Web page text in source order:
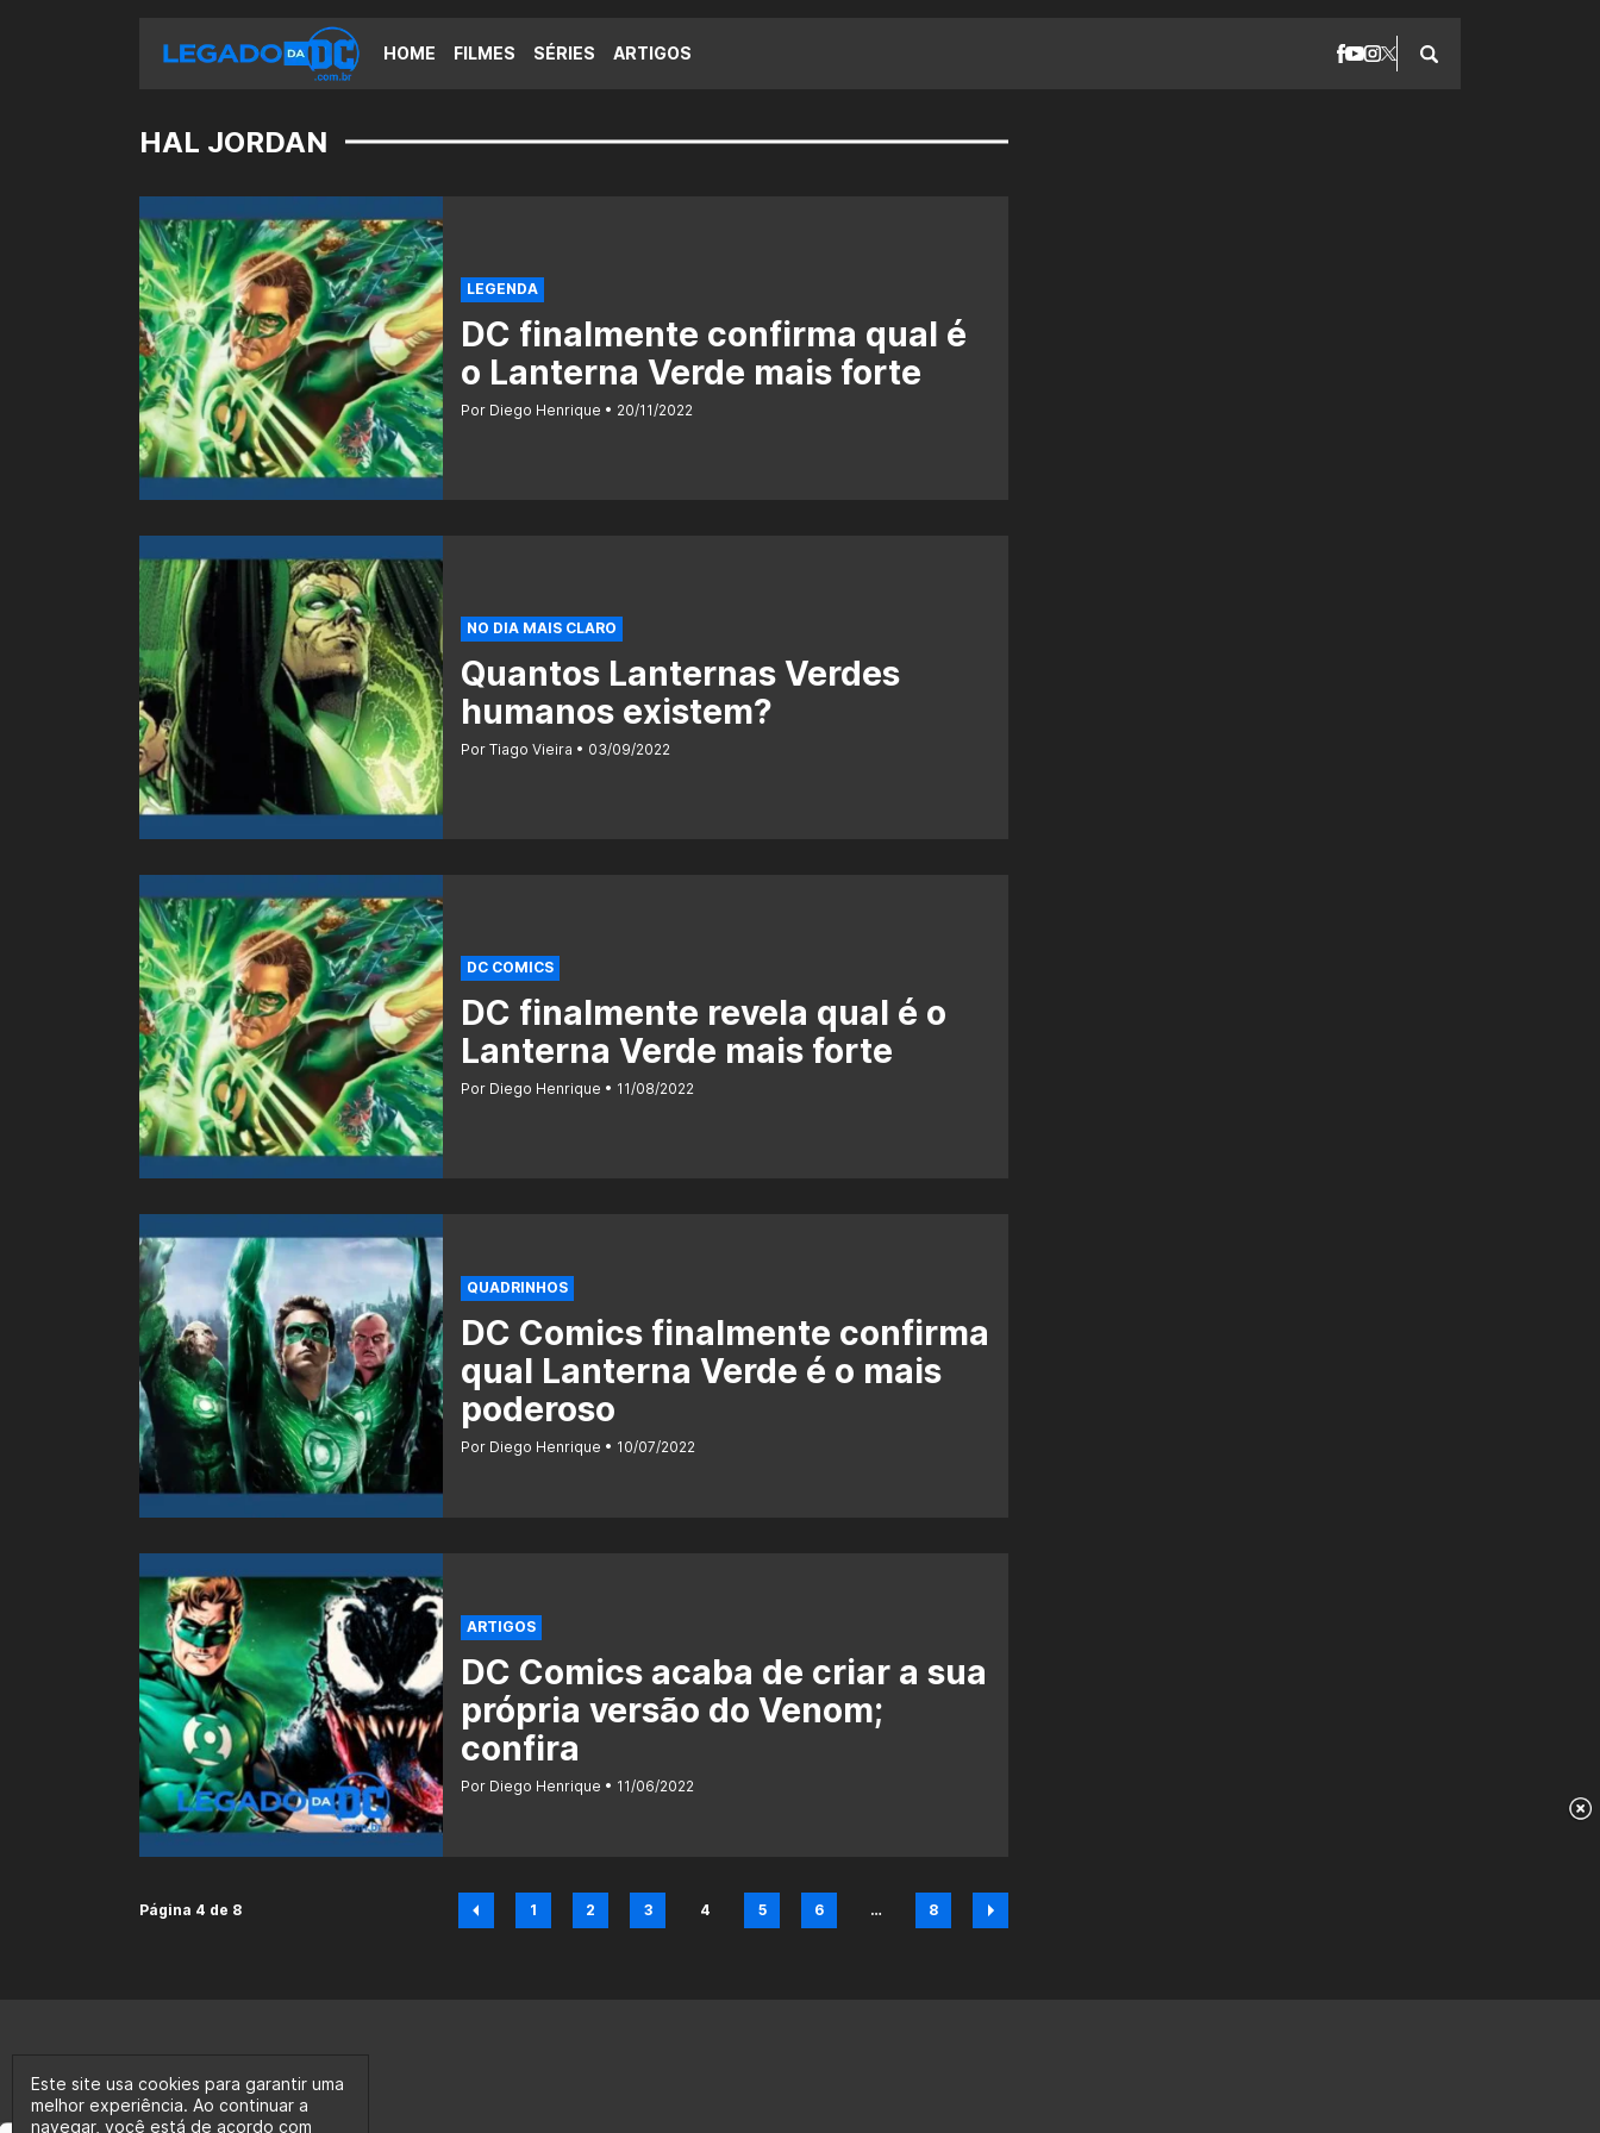
HOME FILMES SÉRIES ARTIGOS
HAL JORDAN
LEGENDA
DC finalmente confirma qual é
o Lanterna Verde mais forte
Por Diego Henrique 20/11/2022
NO DIA MAIS CLARO
Quantos Lanternas Verdes
humanos existem?
Por Tiago Vieira 03/09/2022
DC COMICS
DC finalmente revela qual é o
Lanterna Verde mais forte
Por Diego Henrique 11/08/2022
QUADRINHOS
DC Comics finalmente confirma
qual Lanterna Verde é o mais
poderoso
Por Diego Henrique 10/07/2022
ARTIGOS
DC Comics acaba de criar a sua
própria versão do Venom;
confira
Por Diego Henrique 11/06/2022
Página 4 de 8
Página
1
Página
2
Página
3
Página
4
Página
5
Página
6
…
Página
8
Este site usa cookies para garantir uma
melhor experiência. Ao continuar a
navegar, você está de acordo com